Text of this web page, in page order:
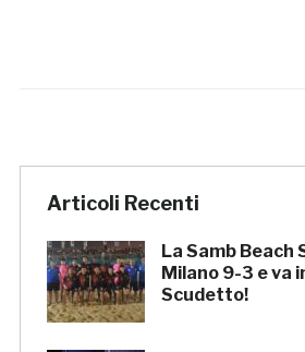
Articoli Recenti
La Samb
Milano 9-3 e va
Scudetto!